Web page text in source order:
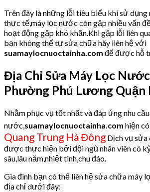
Trên đây là những lỗi tiêu biểu khi sử
thực tế,máy lọc nước còn gặp nhiều vấn
hoạt động gặp khó khăn.Khi gặp lỗi liên
bạn không thể tự sửa chữa hãy liên hệ với
suamaylocnuoctainha.com để được hỗ
Địa Chỉ Sửa Máy Lọc
Phường Phú Lương Quận
Nhằm phục vụ tốt nhất và đáp ứng nhu
nước, suamaylocnuoctainha.com hiện
Quang Trung Hà Đông Dịch vụ sửa
được thực hiện bởi đội ngũ nhân viên có
sâu,lâu năm,nhiệt tình,chu đáo.
Gia đình bạn có thể liên hệ sửa chữa máy
địa chỉ dưới đây: